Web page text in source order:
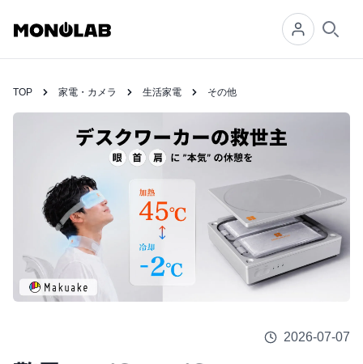
TOP 家電・カメラ 生活家電 その他
2026-07-07